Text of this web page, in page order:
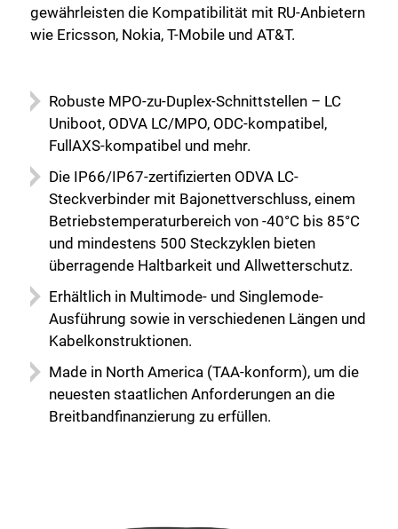
gewährleisten die Kompatibilität mit RU-Anbietern
wie Ericsson, Nokia, T-Mobile und AT&T.
Robuste MPO-zu-Duplex-Schnittstellen – LC
Uniboot, ODVA LC/MPO, ODC-kompatibel,
FullAXS-kompatibel und mehr.
Die IP66/IP67-zertifizierten ODVA LC-
Steckverbinder mit Bajonettverschluss, einem
Betriebstemperaturbereich von -40°C bis 85°C
und mindestens 500 Steckzyklen bieten
überragende Haltbarkeit und Allwetterschutz.
Erhältlich in Multimode- und Singlemode-
Ausführung sowie in verschiedenen Längen und
Kabelkonstruktionen.
Made in North America (TAA-konform), um die
neuesten staatlichen Anforderungen an die
Breitbandfinanzierung zu erfüllen.